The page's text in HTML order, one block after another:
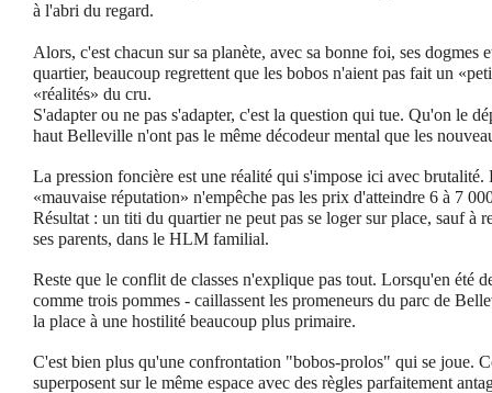
à l'abri du regard.
Alors, c'est chacun sur sa planète, avec sa bonne foi, ses dogmes
quartier, beaucoup regrettent que les bobos n'aient pas fait un
«réalités» du cru.
S'adapter ou ne pas s'adapter, c'est la question qui tue. Qu'on le
haut Belleville n'ont pas le même décodeur mental que les
La pression foncière est une réalité qui s'impose ici avec brutalité.
«mauvaise réputation» n'empêche pas les prix d'atteindre 6 à 7
Résultat : un titi du quartier ne peut pas se loger sur place, sauf à
ses parents, dans le HLM familial.
Reste que le conflit de classes n'explique pas tout. Lorsqu'en été
comme trois pommes - caillassent les promeneurs du parc de
la place à une hostilité beaucoup plus primaire.
C'est bien plus qu'une confrontation "bobos-prolos" qui se joue.
superposent sur le même espace avec des règles parfaitement